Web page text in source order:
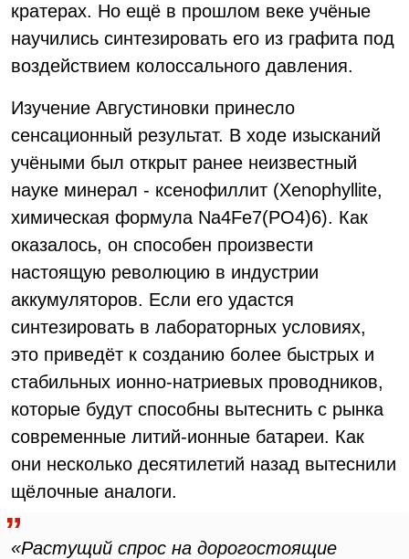
кратерах. Но ещё в прошлом веке учёные
научились синтезировать его из графита под
воздействием колоссального давления.
Изучение Августиновки принесло
сенсационный результат. В ходе изысканий
учёными был открыт ранее неизвестный
науке минерал - ксенофиллит (Xenophyllite,
химическая формула Na4Fe7(PO4)6). Как
оказалось, он способен произвести
настоящую революцию в индустрии
аккумуляторов. Если его удастся
синтезировать в лабораторных условиях,
это приведёт к созданию более быстрых и
стабильных ионно-натриевых проводников,
которые будут способны вытеснить с рынка
современные литий-ионные батареи. Как
они несколько десятилетий назад вытеснили
щёлочные аналоги.
«Растущий спрос на дорогостоящие